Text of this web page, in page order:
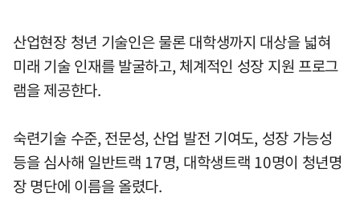
산업현장 청년 기술인은 물론 대학생까지 대상을 넓혀
미래 기술 인재를 발굴하고, 체계적인 성장 지원 프로그
램을 제공한다.
숙련기술 수준, 전문성, 산업 발전 기여도, 성장 가능성
등을 심사해 일반트랙 17명, 대학생트랙 10명이 청년명
장 명단에 이름을 올렸다.